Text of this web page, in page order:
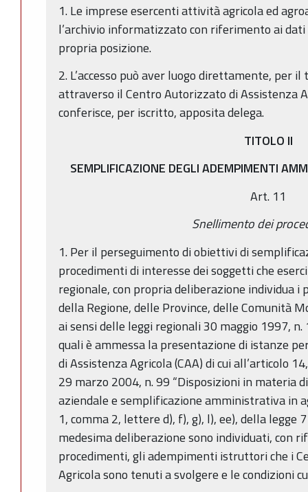
1. Le imprese esercenti attività agricola ed
l’archivio informatizzato con riferimento ai
propria posizione.
2. L’accesso può aver luogo direttamente, per
attraverso il Centro Autorizzato di Assistenza
conferisce, per iscritto, apposita delega.
TITOLO II
SEMPLIFICAZIONE DEGLI ADEMPIMENTI
Art. 11
Snellimento dei
1. Per il perseguimento di obiettivi di
procedimenti di interesse dei soggetti che
regionale, con propria deliberazione individua i
della Regione, delle Province, delle Comunità
ai sensi delle leggi regionali 30 maggio 1997,
quali è ammessa la presentazione di istanze
di Assistenza Agricola (CAA) di cui all’articolo
29 marzo 2004, n. 99 “Disposizioni in materia
aziendale e semplificazione amministrativa in
1, comma 2, lettere d), f), g), l), ee), della legge
medesima deliberazione sono individuati, con
procedimenti, gli adempimenti istruttori che i
Agricola sono tenuti a svolgere e le condizioni